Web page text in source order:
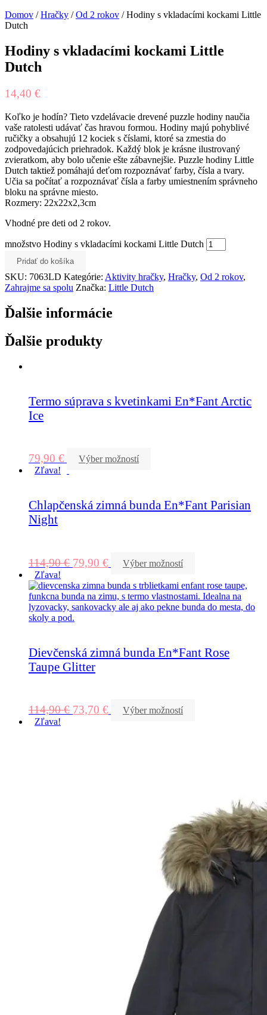
Domov /Hračky /Od 2 rokov / Hodiny s vkladacími kockami Little
Dutch
Hodiny s vkladacími kockami Little
Dutch
14,40 €
Koľko je hodín? Tieto vzdelávacie drevené puzzle hodiny naučia
vaše ratolesti udávať čas hravou formou. Hodiny majú pohyblivé
ručičky a obsahujú 12 kociek s číslami, ktoré sa zmestia do
zodpovedajúcich priehradok. Každý blok je krásne ilustrovaný
zvieratkom, aby bolo učenie ešte zábavnejšie. Puzzle hodiny Little
Dutch taktiež pomáhajú deťom rozpoznávať farby, čísla a tvary.
Učia sa počítať a rozpoznávať čísla a farby umiestnením správneho
bloku na správne miesto.
Rozmery: 22x22x2,3cm
Vhodné pre deti od 2 rokov.
množstvo Hodiny s vkladacími kockami Little Dutch
Pridať do košíka
SKU: 7063LD Kategórie: Aktivity hračky, Hračky, Od 2 rokov,
Zahrajme sa spolu Značka: Little Dutch
Ďalšie informácie
Ďalšie produkty
Termo súprava s kvetinkami En*Fant Arctic
Ice
79,90 €
Výber možností
Zľava!
Chlapčenská zimná bunda En*Fant Parisian
Night
114,90€ 79,90 €
Výber možností
Zľava!
Dievčenská zimná bunda En*Fant Rose
Taupe Glitter
114,90€ 73,70 €
Výber možností
Zľava!